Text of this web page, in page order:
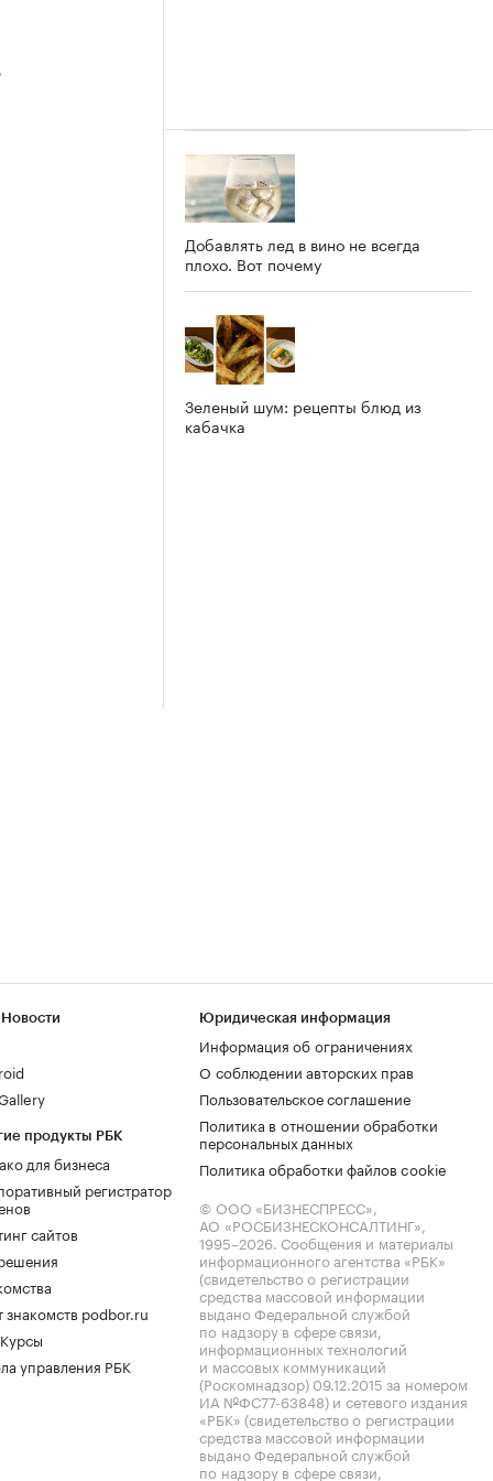
Добавлять лед в вино не всегда
плохо. Вот почему
Зеленый шум: рецепты блюд из
кабачка
продукты РБК
для бизнеса
регистратор
сайтов
знакомств podbor.ru
управления РБК
Юридическая информация
Информация об ограничениях
О соблюдении авторских прав
Пользовательское соглашение
Политика в отношении обработки
персональных данных
Политика обработки файлов cookie
© ООО «БИЗНЕСПРЕСС»,
АО «РОСБИЗНЕСКОНСАЛТИНГ»,
1995–2026. Сообщения и материалы
информационного агентства «РБК»
(свидетельство о регистрации
средства массовой информации
выдано Федеральной службой
по надзору в сфере связи,
информационных технологий
и массовых коммуникаций
(Роскомнадзор) 09.12.2015 за номером
ИА №ФС77-63848) и сетевого издания
«РБК» (свидетельство о регистрации
средства массовой информации
выдано Федеральной службой
по надзору в сфере связи,